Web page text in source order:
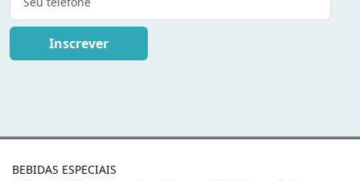
Inscrever
BEBIDAS ESPECIAIS